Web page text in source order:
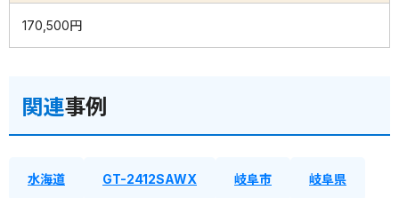
170,500円
関連事例
水海道 GT-2412SAWX 岐阜市 岐阜県